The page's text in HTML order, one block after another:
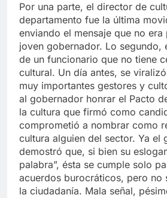
Por una parte, el director de
departamento fue la última
enviando el mensaje que no
joven gobernador. Lo segundo,
de un funcionario que no tiene
cultural. Un día antes, se
muy importantes gestores y
al gobernador honrar el Pacto
la cultura que firmó como
comprometió a nombrar como
cultura alguien del sector. Ya el
demostró que, si bien su
palabra”, ésta se cumple solo
acuerdos burocráticos, pero no
la ciudadanía. Mala señal,